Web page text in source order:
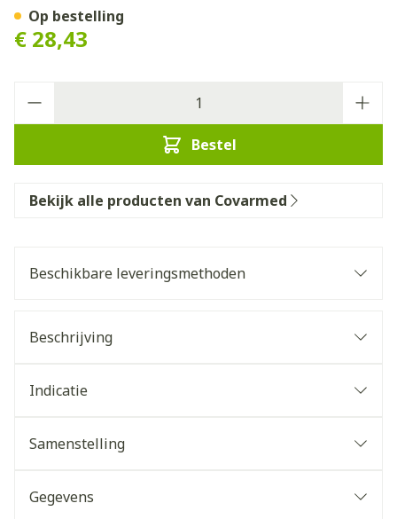
€ 28,43
Bestel
Op bestelling
Bekijk alle producten van Covarmed
Beschikbare leveringsmethoden
Beschrijving
Indicatie
Samenstelling
Gegevens